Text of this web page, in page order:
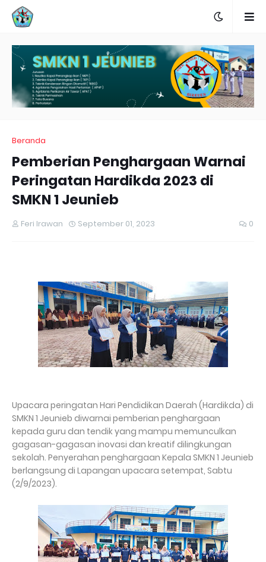
Beranda
Pemberian Penghargaan Warnai
Peringatan Hardikda 2023 di
SMKN 1 Jeunieb
Feri Irawan September 01, 2023 0
Upacara peringatan Hari Pendidikan Daerah (Hardikda) di
SMKN 1 Jeunieb diwarnai pemberian penghargaan
kepada guru dan tendik yang mampu memunculkan
gagasan-gagasan inovasi dan kreatif dilingkungan
sekolah. Penyerahan penghargaan Kepala SMKN 1 Jeunieb
berlangsung di Lapangan upacara setempat, Sabtu
(2/9/2023).